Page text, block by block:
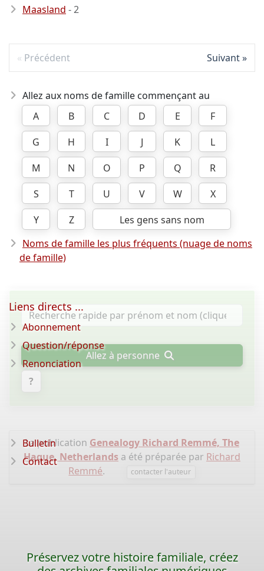
Maasland - 2
Précédent Suivant
Allez aux noms de famille commençant au
A
B C D E
F
G
H I J K
L
M
N O P Q
R
S
T U V W
X
Y
Z
Les gens sans nom
Noms de famille les plus fréquents (nuage de noms
de famille)
Allez à personne
?
La publication Genealogy Richard Remmé, The
Hague, Netherlands a été préparée par Richard
Remmé. contacter l'auteur
Liens directs ...
Abonnement
Question/réponse
Renonciation
Bulletin
Contact
Préservez votre histoire familiale, créez